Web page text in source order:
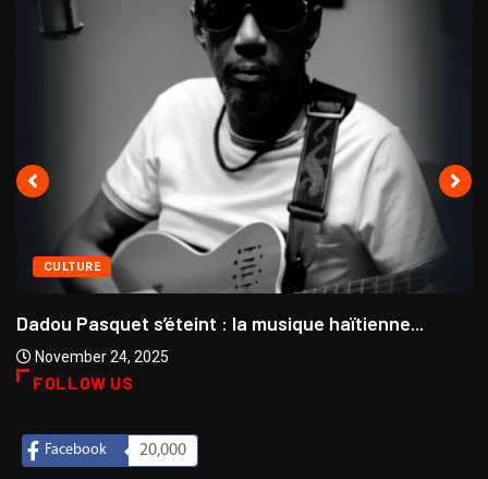
CULTURE
Dadou Pasquet s’éteint : la musique haïtienne...
November 24, 2025
FOLLOW US
Facebook 20,000